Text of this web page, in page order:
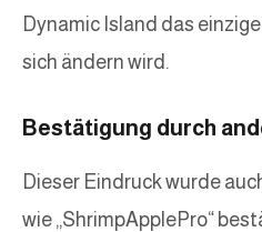
Dynamic Island das
sich ändern wird.
Bestätigung durch
Dieser Eindruck wurde
wie „ShrimpApplePro“